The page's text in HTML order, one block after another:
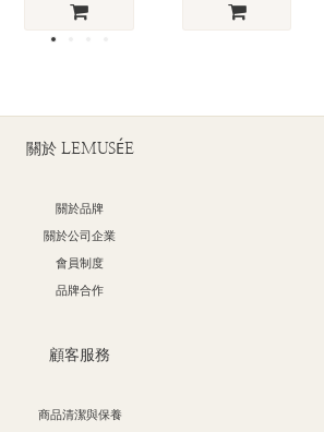
關於 LEMUSÉE
關於品牌
關於公司企業
會員制度
品牌合作
顧客服務
商品清潔與保養